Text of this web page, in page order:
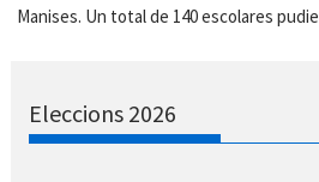
Manises. Un total de 140 escolares
Eleccions 2026